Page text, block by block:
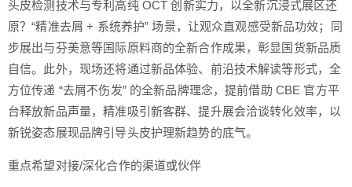
头皮检测技术与专利高纯 OCT 创新实力，以全新沉浸式展区还
原？“精准去屑 + 系统养护” 场景，让观众直观感受新品功效；同
步展出与芬美意等国际原料商的全新合作成果，彰显国货新品质
自信。此外，现场还将通过新品体验、前沿技术解读等形式，全
方位传递 “去屑不伤发” 的全新品牌理念，提前借助 CBE 官方平
台释放新品声量，精准吸引新客群、提升展会洽谈转化效率，以
新锐姿态展现品牌引导头皮护理新趋势的底气。
重点希望对接/深化合作的渠道或伙伴